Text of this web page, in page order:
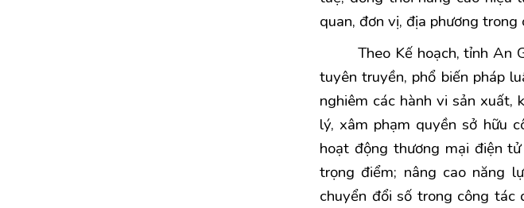
quan, đơn vị, địa phương
Theo Kế hoạch, tỉnh An
tuyên truyền, phổ biến pháp
nghiêm các hành vi sản xuất,
lý, xâm phạm quyền sở hữu
hoạt động thương mại điện
trọng điểm; nâng cao năng
chuyển đổi số trong công